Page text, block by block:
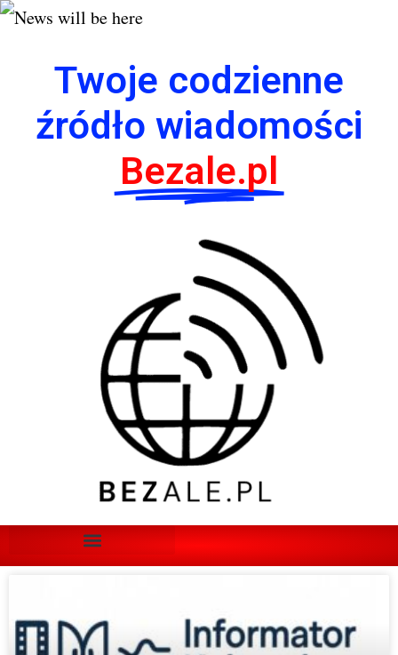
Twoje codzienne
źródło wiadomości
Bezale.pl